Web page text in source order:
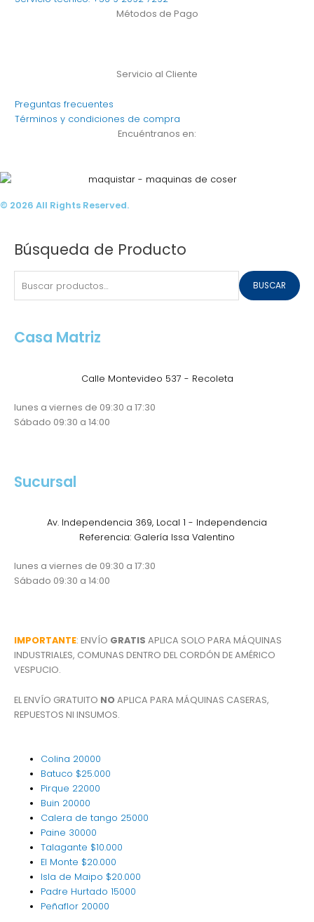
Métodos de Pago
Servicio al Cliente
Preguntas frecuentes
Términos y condiciones de compra
Encuéntranos en:
© 2026 All Rights Reserved.
Búsqueda de Producto
Buscar
BUSCAR
Casa Matriz
Calle Montevideo 537 - Recoleta
lunes a viernes de 09:30 a 17:30
Sábado 09:30 a 14:00
Sucursal
Av. Independencia 369, Local 1 - Independencia
Referencia: Galería Issa Valentino
lunes a viernes de 09:30 a 17:30
Sábado 09:30 a 14:00
IMPORTANTE: ENVÍO GRATIS APLICA SOLO PARA MÁQUINAS
INDUSTRIALES, COMUNAS DENTRO DEL CORDÓN DE AMÉRICO
VESPUCIO.
EL ENVÍO GRATUITO NOAPLICA PARA MÁQUINAS CASERAS,
REPUESTOS NI INSUMOS.
Colina 20000
Batuco $25.000
Pirque 22000
Buin 20000
Calera de tango 25000
Paine 30000
Talagante $10.000
El Monte $20.000
Isla de Maipo $20.000
Padre Hurtado15000
Peñaflor 20000